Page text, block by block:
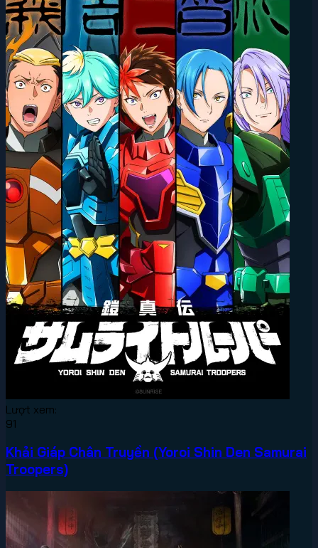
Lượt xem:
91
Khải Giáp Chân Truyền (Yoroi Shin Den Samurai
Troopers)